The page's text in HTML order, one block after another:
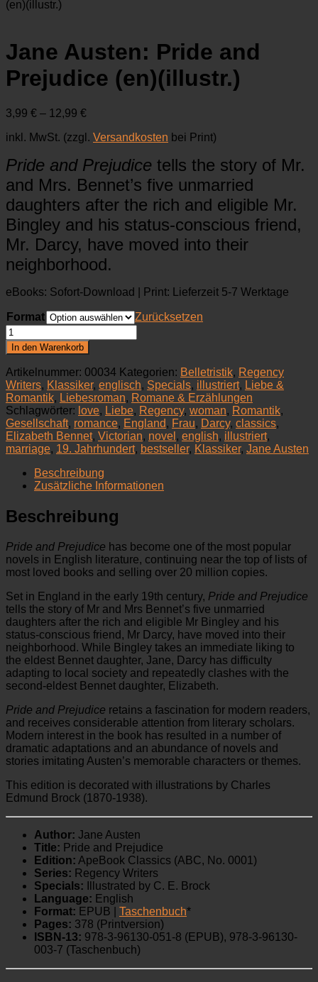
(en)(illustr.)
Jane Austen: Pride and
Prejudice (en)(illustr.)
3,99 € – 12,99 €
inkl. MwSt. (zzgl. Versandkosten bei Print)
Pride and Prejudice tells the story of Mr.
and Mrs. Bennet’s five unmarried
daughters after the rich and eligible Mr.
Bingley and his status-conscious friend,
Mr. Darcy, have moved into their
neighborhood.
eBooks: Sofort-Download | Print: Lieferzeit 5-7 Werktage
Format
Zurücksetzen
Jane
Austen:
Pride
and
Prejudice
(en)
(illustr.)
Menge
In den Warenkorb
Artikelnummer: 00034 Kategorien: Belletristik, Regency
Writers, Klassiker, englisch, Specials, illustriert, Liebe &
Romantik, Liebesroman, Romane & Erzählungen
Schlagwörter: love, Liebe, Regency, woman, Romantik,
Gesellschaft, romance, England, Frau, Darcy, classics,
Elizabeth Bennet, Victorian, novel , english, illustriert,
marriage, 19. Jahrhundert, bestseller, Klassiker, Jane Austen
Beschreibung
Zusätzliche Informationen
Beschreibung
Pride and Prejudice has become one of the most popular
novels in English literature, continuing near the top of lists of
most loved books and selling over 20 million copies.
Set in England in the early 19th century, Pride and Prejudice
tells the story of Mr and Mrs Bennet’s five unmarried
daughters after the rich and eligible Mr Bingley and his
status-conscious friend, Mr Darcy, have moved into their
neighborhood. While Bingley takes an immediate liking to
the eldest Bennet daughter, Jane, Darcy has difficulty
adapting to local society and repeatedly clashes with the
second-eldest Bennet daughter, Elizabeth.
Pride and Prejudice retains a fascination for modern readers,
and receives considerable attention from literary scholars.
Modern interest in the book has resulted in a number of
dramatic adaptations and an abundance of novels and
stories imitating Austen’s memorable characters or themes.
This edition is decorated with illustrations by Charles
Edmund Brock (1870-1938).
Author: Jane Austen
Title: Pride and Prejudice
Edition: ApeBook Classics (ABC, No. 0001)
Series: Regency Writers
Specials: Illustrated by C. E. Brock
Language: English
Format: EPUB | Taschenbuch*
Pages: 378 (Printversion)
ISBN-13: 978-3-96130-051-8 (EPUB), 978-3-96130-
003-7 (Taschenbuch)